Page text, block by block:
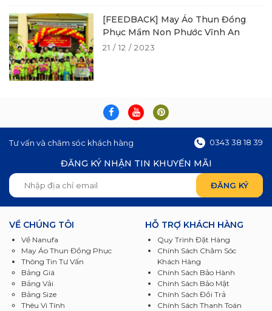
[FEEDBACK] May Áo Thun Đồng
Phục Mầm Non Phước Vĩnh An
21 / 12 / 2023
Tư vấn và chăm sóc khách hàng 0343 38 18 39
ĐĂNG KÝ NHẬN TIN KHUYẾN MÃI
VỀ CHÚNG TÔI
Về Nanufa
May Áo Thun Đồng Phục
Thông Tin Tư Vấn
Bảng Giá
Bảng Vải
Bảng Size
Thêu Vi Tính
HỖ TRỢ KHÁCH HÀNG
Quy Trình Đặt Hàng
Chính Sách Chăm Sóc
Khách Hàng
Chính Sách Bảo Hành
Chính Sách Bảo Mật
Chính Sách Đổi Trả
Chính Sách Thanh Toán